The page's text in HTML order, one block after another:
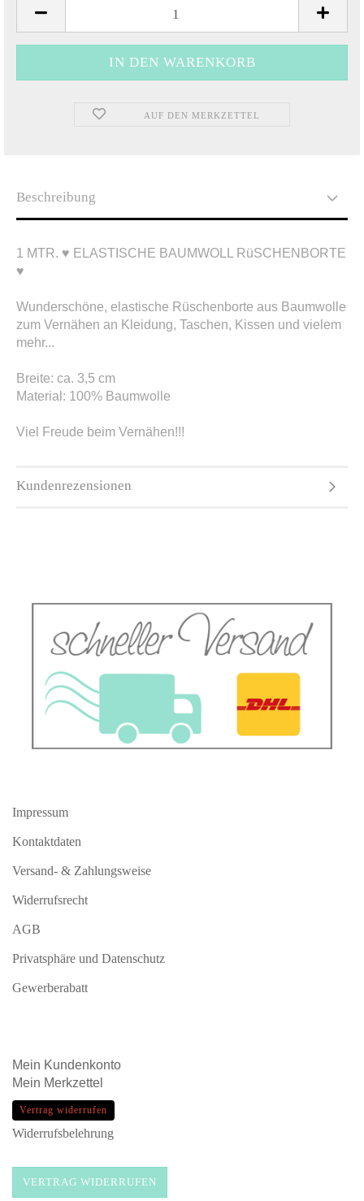
AUF DEN MERKZETTEL
Beschreibung
1 MTR. ♥ ELASTISCHE BAUMWOLL RüSCHENBORTE
♥
Wunderschöne, elastische Rüschenborte aus Baumwolle
zum Vernähen an Kleidung, Taschen, Kissen und vielem
mehr...
Breite: ca. 3,5 cm
Material: 100% Baumwolle
Viel Freude beim Vernähen!!!
Kundenrezensionen
Impressum
Kontaktdaten
Versand- & Zahlungsweise
Widerrufsrecht
AGB
Privatsphäre und Datenschutz
Gewerberabatt
Mein Kundenkonto
Mein Merkzettel
Vertrag widerrufen
Widerrufsbelehrung
VERTRAG WIDERRUFEN